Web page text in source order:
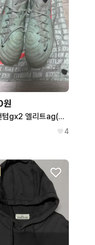
나이키 팬텀gx2 엘리트ag(280)
4